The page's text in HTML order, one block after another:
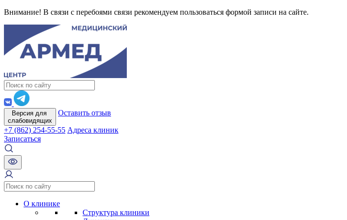
Внимание! В связи с перебоями связи рекомендуем пользоваться формой записи на сайте.
Версия для
слабовидящих
Оставить отзыв
+7 (862) 254-55-55 Адреса клиник
Записаться
О клинике
Структура клиники